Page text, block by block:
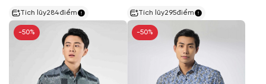
Tích lũy284điểm Tích lũy295điểm
-50% -50%